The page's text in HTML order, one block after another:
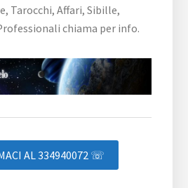
Tarocchi, Affari, Sibille,
chiama per info.
AL 334940072 ☏